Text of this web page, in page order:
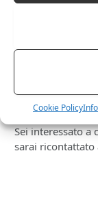
Cookie Policy
liquori distillati?
Hai un negozio
Non hai un sito
esistente?
Sei interessato a
sarai ricontattato